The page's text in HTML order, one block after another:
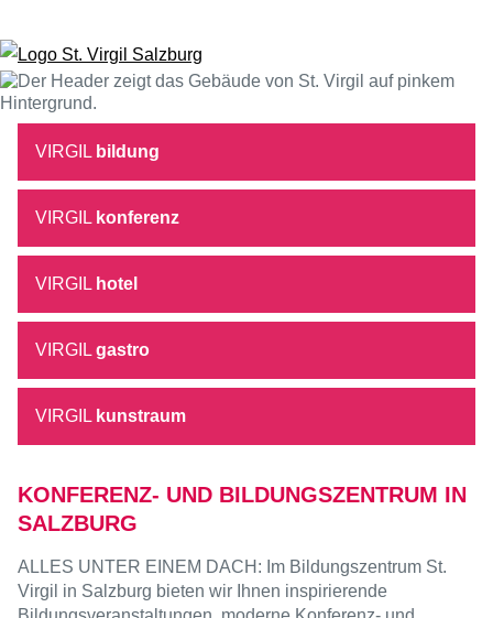
VIRGIL bildung
VIRGIL konferenz
VIRGIL hotel
VIRGIL gastro
VIRGIL kunstraum
KONFERENZ- UND BILDUNGSZENTRUM IN
SALZBURG
ALLES UNTER EINEM DACH: Im Bildungszentrum St.
Virgil in Salzburg bieten wir Ihnen inspirierende